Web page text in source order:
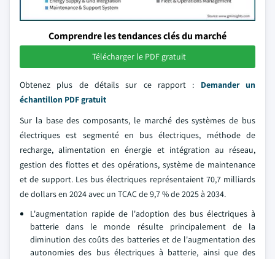
Comprendre les tendances clés du marché
Télécharger le PDF gratuit
Obtenez plus de détails sur ce rapport : Demander un
échantillon PDF gratuit
Sur la base des composants, le marché des systèmes de bus
électriques est segmenté en bus électriques, méthode de
recharge, alimentation en énergie et intégration au réseau,
gestion des flottes et des opérations, système de maintenance
et de support. Les bus électriques représentaient 70,7 milliards
de dollars en 2024 avec un TCAC de 9,7 % de 2025 à 2034.
L'augmentation rapide de l'adoption des bus électriques à
batterie dans le monde résulte principalement de la
diminution des coûts des batteries et de l'augmentation des
autonomies des bus électriques à batterie, ainsi que des